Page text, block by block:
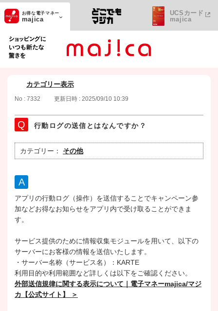
ショッピングにいつも新たな驚きを
お得な電子マネー
majica
UCSカード
majica
カテゴリー表示
No : 7332 更新日時 : 2025/09/10 10:39
行動ログの送信とはなんですか？
カテゴリー： その他
アプリの行動ログ（操作）を送信することでキャンペーン参
加などお得なお知らせをアプリ内で受け取ることができま
す。
サービス提供のために情報収集モジュールを用いて、以下の
サーバーにお客様の情報を送信いたします。
・サーバー名称（サービス名）：KARTE
利用目的や利用範囲など詳しくは以下をご確認ください。
外部送信規律に関する表示について｜電子マネーmajica/マジ
カ【公式サイト】 ＞